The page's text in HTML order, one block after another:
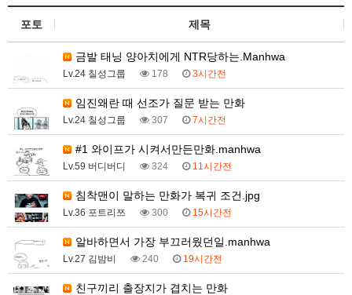
포토 제목
금발 태닝 양아치에게 NTR당하는.Manhwa
Lv.24 칠성그룹 178 3시간전
임진왜란 때 선조가 질문 받는 만화
Lv.24 칠성그룹 307 7시간전
#1 와이프가 시켜서만든만화.manhwa
Lv.59 버디버디 324 11시간전
침착맨이 말하는 만화가 복귀 조건.jpg
Lv.36 포트리쯔 300 15시간전
알바하면서 가장 부끄러웠던일.manhwa
Lv.27 김밤비 240 19시간전
친구끼리 출장지가 겹치는 만화